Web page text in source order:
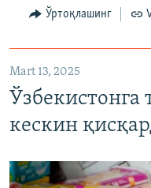
Ўртоқлашинг
Mart 13, 2025
Ўзбекистонга
кескин